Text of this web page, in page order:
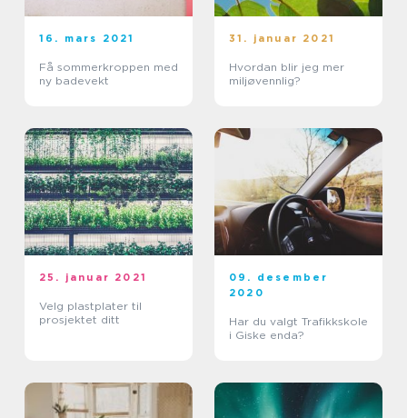
16. mars 2021
Få sommerkroppen med
ny badevekt
31. januar 2021
Hvordan blir jeg mer
miljøvennlig?
25. januar 2021
Velg plastplater til
prosjektet ditt
09. desember
2020
Har du valgt Trafikkskole
i Giske enda?